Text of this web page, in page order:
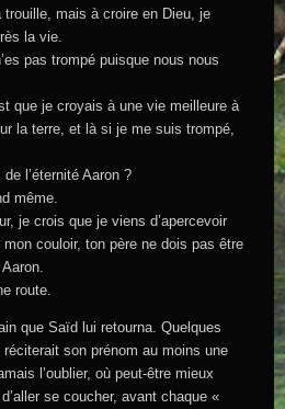
trouille, mais à croire en Dieu, je
la vie.
pas trompé puisque nous nous
que je croyais à une vie meilleure à
la terre, et là si je me suis trompé,
l’éternité Aaron ?
même.
je crois que je viens d’apercevoir
couloir, ton père ne dois pas être
route.
que Saïd lui retourna. Quelques
son prénom au moins une
l’oublier, où peut-être mieux
se coucher, avant chaque «